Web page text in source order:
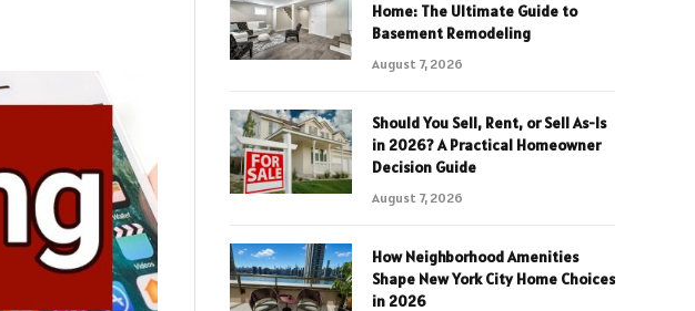
Home: The Ultimate Guide to
Basement Remodeling
August 7, 2026
Should You Sell, Rent, or Sell As-Is
in 2026? A Practical Homeowner
Decision Guide
August 7, 2026
How Neighborhood Amenities
Shape New York City Home Choices
in 2026